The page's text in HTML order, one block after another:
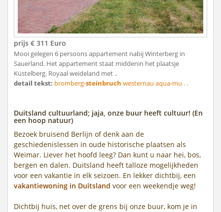
prijs € 311 Euro
Mooi gelegen 6 persoons appartement nabij Winterberg in
Sauerland. Het appartement staat middenin het plaatsje
Küstelberg. Royaal weideland met ..
detail tekst: bromberg-steinbruch westernau aqua-mu . .
Duitsland cultuurland; jaja, onze buur heeft cultuur! (En
een hoop natuur)
Bezoek bruisend Berlijn of denk aan de
geschiedenislessen in oude historische plaatsen als
Weimar. Liever het hoofd leeg? Dan kunt u naar hei, bos,
bergen en dalen. Duitsland heeft talloze mogelijkheden
voor een vakantie in elk seizoen. En lekker dichtbij, een
vakantiewoning in Duitsland voor een weekendje weg!
Dichtbij huis, net over de grens bij onze buur, kom je in